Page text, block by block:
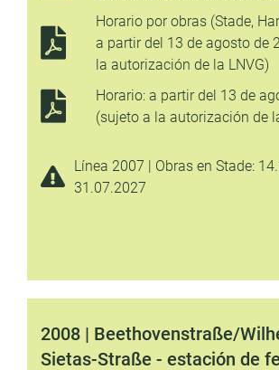
Horario por obras (Stade,
a partir del 13 de agosto de
la autorización de la LNVG)
Horario: a partir del 13 de
(sujeto a la autorización de
Línea 2007 | Obras en Stade:
31.07.2027
2008 | Beethovenstraße/
Sietas-Straße - estación de